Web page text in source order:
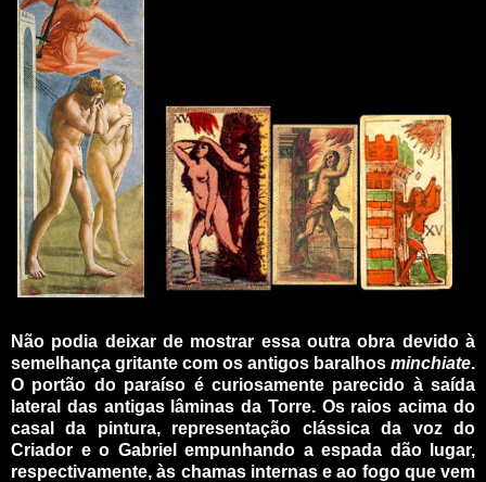
Não podia deixar de mostrar essa outra obra devido à
semelhança gritante com os antigos baralhos minchiate.
O portão do paraíso é curiosamente parecido à saída
lateral das antigas lâminas da Torre. Os raios acima do
casal da pintura, representação clássica da voz do
Criador e o Gabriel empunhando a espada dão lugar,
respectivamente, às chamas internas e ao fogo que vem